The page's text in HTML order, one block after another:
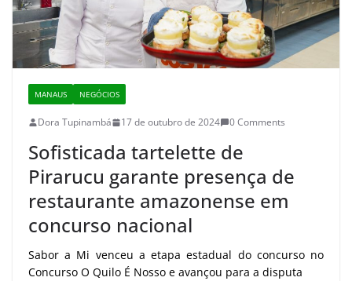
MANAUS NEGÓCIOS
Dora Tupinambá 17 de outubro de 2024 0 Comments
Sofisticada tartelette de
Pirarucu garante presença de
restaurante amazonense em
concurso nacional
Sabor a Mi venceu a etapa estadual do concurso no
Concurso O Quilo É Nosso e avançou para a disputa